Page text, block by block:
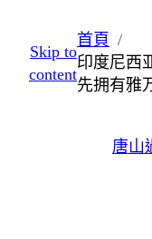
至
主
Skip to
content
首頁
印度尼西
先拥有雅
唐山